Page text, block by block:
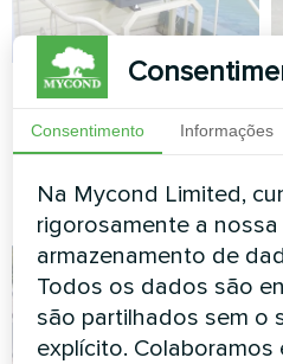
Casa particular
Bomba de calor split Artic
Consentimento Informações
Na Mycond Limited,
rigorosamente a
armazenamento de
Todos os dados são
são partilhados sem o
explícito.